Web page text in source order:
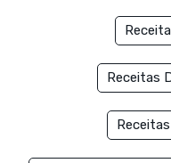
Receitas